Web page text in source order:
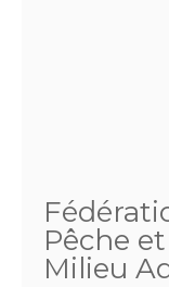
Pêche
Milieu